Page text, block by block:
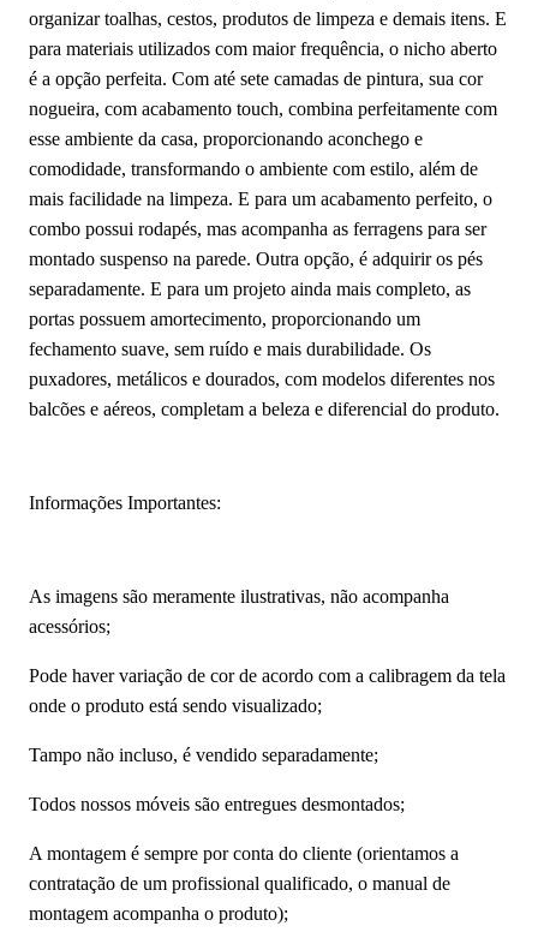
organizar toalhas, cestos, produtos de limpeza e demais itens. E
para materiais utilizados com maior frequência, o nicho aberto
é a opção perfeita. Com até sete camadas de pintura, sua cor
nogueira, com acabamento touch, combina perfeitamente com
esse ambiente da casa, proporcionando aconchego e
comodidade, transformando o ambiente com estilo, além de
mais facilidade na limpeza. E para um acabamento perfeito, o
combo possui rodapés, mas acompanha as ferragens para ser
montado suspenso na parede. Outra opção, é adquirir os pés
separadamente. E para um projeto ainda mais completo, as
portas possuem amortecimento, proporcionando um
fechamento suave, sem ruído e mais durabilidade. Os
puxadores, metálicos e dourados, com modelos diferentes nos
balcões e aéreos, completam a beleza e diferencial do produto.
Informações Importantes:
As imagens são meramente ilustrativas, não acompanha
acessórios;
Pode haver variação de cor de acordo com a calibragem da tela
onde o produto está sendo visualizado;
Tampo não incluso, é vendido separadamente;
Todos nossos móveis são entregues desmontados;
A montagem é sempre por conta do cliente (orientamos a
contratação de um profissional qualificado, o manual de
montagem acompanha o produto);